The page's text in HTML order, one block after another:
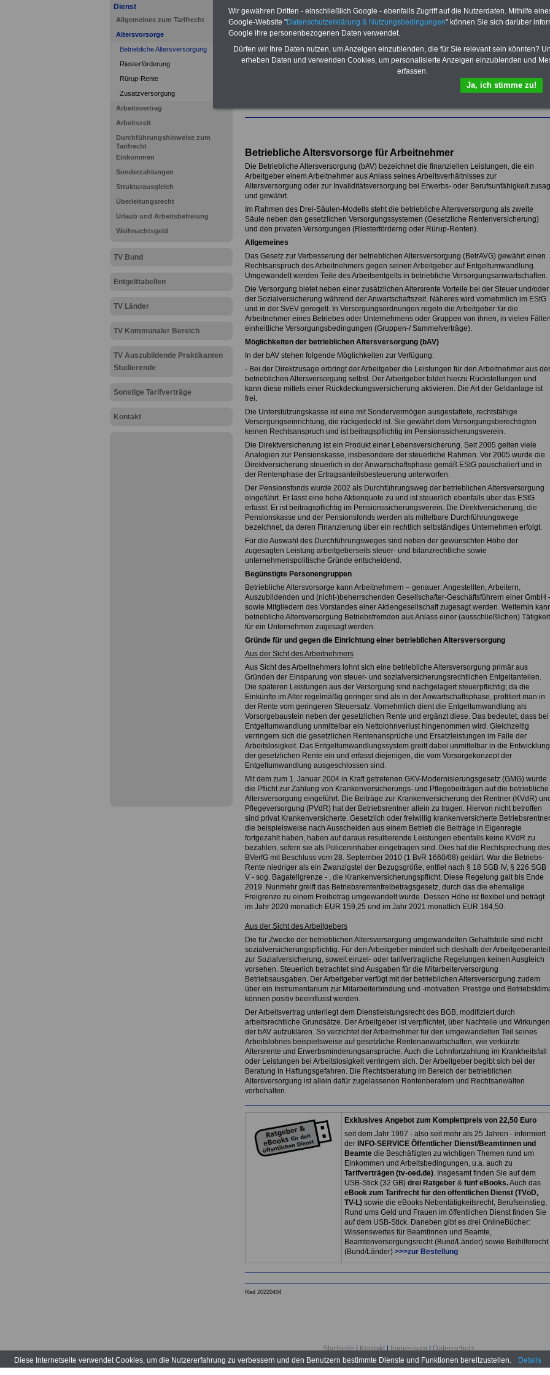
Dienst
Allgemeines zum Tarifrecht
Altersvorsorge
Betriebliche Altersversorgung
Riesterförderung
Rürup-Rente
Zusatzversorgung
Arbeitsvertrag
Arbeitszeit
Durchführungshinweise zum
Tarifrecht
Einkommen
Sonderzahlungen
Strukturausgleich
Überleitungsrecht
Urlaub und Arbeitsbefreiung
Weihnachtsgeld
TV Bund
Entgelttabellen
TV Länder
TV Kommunaler Bereich
TV Auszubildende Praktikanten
Studierende
Sonstige Tarifverträge
Kontakt
Im PortalPDF-SERVICEfindn Sie
daseBook Tarifrecht öffentlicher
herunterladen, lesen und
ausdrucken.Mehr Infos
Mehr Informationwn zur betriebichen Altersvorsorge finden Sie unter I
Betriebliche Altersvorsorge für Arbeitnehmer
Die Betriebliche Altersversorgung (bAV) bezeichnet die finanziellen Leistungen, die ein
Arbeitgeber einem Arbeitnehmer aus Anlass seines Arbeitsverhältnisses zur
Altersversorgung oder zur Invaliditätsversorgung bei Erwerbs- oder Berufsunfähigkeit
und gewährt.
Im Rahmen des Drei-Säulen-Modells steht die betriebliche Altersversorgung als zweite
Säule neben den gesetzlichen Versorgungssystemen (Gesetzliche Rentenversicherung)
und den privaten Versorgungen (Riesterförderng oder Rürup-Renten).
Allgemeines
Das Gesetz zur Verbesserung der betrieblichen Altersversorgung (BetrAVG) gewährt einen
Rechtsanspruch des Arbeitnehmers gegen seinen Arbeitgeber auf Entgeltumwandlung.
Umgewandelt werden Teile des Arbeitsentgelts in betriebliche Versorgungsanwartschaften.
Die Versorgung bietet neben einer zusätzlichen Altersrente Vorteile bei der Steuer und/oder
der Sozialversicherung während der Anwartschaftszeit. Näheres wird vornehmlich im EStG
und in der SvEV geregelt. In Versorgungsordnungen regeln die Arbeitgeber für die
Arbeitnehmer eines Betriebes oder Unternehmens oder Gruppen von ihnen, in vielen
einheitliche Versorgungsbedingungen (Gruppen-/ Sammelverträge).
Möglichkeiten der betrieblichen Altersversorgung (bAV)
In der bAV stehen folgende Möglichkeiten zur Verfügung:
- Bei der Direktzusage erbringt der Arbeitgeber die Leistungen für den Arbeitnehmer aus der
betrieblichen Altersversorgung selbst. Der Arbeitgeber bildet hierzu Rückstellungen und
kann diese mittels einer Rückdeckungsversicherung aktivieren. Die Art der Geldanlage ist
frei.
Die Unterstützungskasse ist eine mit Sondervermögen ausgestattete, rechtsfähige
Versorgungseinrichtung, die rückgedeckt ist. Sie gewährt dem Versorgungsberechtigten
keinen Rechtsanspruch und ist beitragspflichtig im Pensionssicherungsverein.
Die Direktversicherung ist ein Produkt einer Lebensversicherung. Seit 2005 gelten viele
Analogien zur Pensionskasse, insbesondere der steuerliche Rahmen. Vor 2005 wurde die
Direktversicherung steuerlich in der Anwartschaftsphase gemäß EStG pauschaliert und in
der Rentenphase der Ertragsanteilsbesteuerung unterworfen.
Der Pensionsfonds wurde 2002 als Durchführungsweg der betrieblichen Altersversorgung
eingeführt. Er lässt eine hohe Aktienquote zu und ist steuerlich ebenfalls über das EStG
erfasst. Er ist beitragspflichtig im Pensionssicherungsverein. Die Direktversicherung, die
Pensionskasse und der Pensionsfonds werden als mittelbare Durchführungswege
bezeichnet, da deren Finanzierung über ein rechtlich selbständiges Unternehmen erfolgt.
Für die Auswahl des Durchführungsweges sind neben der gewünschten Höhe der
zugesagten Leistung arbeitgeberseits steuer- und bilanzrechtliche sowie
unternehmenspolitische Gründe entscheidend.
Begünstigte Personengruppen
Betriebliche Altersvorsorge kann Arbeitnehmern – genauer: Angestellten, Arbeitern,
Auszubildenden und (nicht-)beherrschenden Gesellschafter-Geschäftsführern einer GmbH
sowie Mitgliedern des Vorstandes einer Aktiengesellschaft zugesagt werden. Weiterhin
betriebliche Altersversorgung Betriebsfremden aus Anlass einer (ausschließlichen) Tätigkeit
für ein Unternehmen zugesagt werden.
Gründe für und gegen die Einrichtung einer betrieblichen Altersversorgung
Aus der Sicht des Arbeitnehmers
Aus Sicht des Arbeitnehmers lohnt sich eine betriebliche Altersversorgung primär aus
Gründen der Einsparung von steuer- und sozialversicherungsrechtlichen Entgeltanteilen.
Die späteren Leistungen aus der Versorgung sind nachgelagert steuerpflichtig; da die
Einkünfte im Alter regelmäßig geringer sind als in der Anwartschaftsphase, profitiert man in
der Rente vom geringeren Steuersatz. Vornehmlich dient die Entgeltumwandlung als
Vorsorgebaustein neben der gesetzlichen Rente und ergänzt diese. Das bedeutet, dass bei
Entgeltumwandlung unmittelbar ein Nettolohnverlust hingenommen wird. Gleichzeitig
verringern sich die gesetzlichen Rentenansprüche und Ersatzleistungen im Falle der
Arbeitslosigkeit. Das Entgeltumwandlungssystem greift dabei unmittelbar in die Entwicklung
der gesetzlichen Rente ein und erfasst diejenigen, die vom Vorsorgekonzept der
Entgeltumwandlung ausgeschlossen sind.
Mit dem zum 1. Januar 2004 in Kraft getretenen GKV-Modernisierungsgesetz (GMG) wurde
die Pflicht zur Zahlung von Krankenversicherungs- und Pflegebeiträgen auf die betriebliche
Altersversorgung eingeführt. Die Beiträge zur Krankenversicherung der Rentner (KVdR)
Pflegeversorgung (PVdR) hat der Betriebsrentner allein zu tragen. Hiervon nicht betroffen
sind privat Krankenversicherte. Gesetzlich oder freiwillig krankenversicherte
die beispielsweise nach Ausscheiden aus einem Betrieb die Beiträge in Eigenregie
fortgezahlt haben, haben auf daraus resultierende Leistungen ebenfalls keine KVdR zu
bezahlen, sofern sie als Policeninhaber eingetragen sind. Dies hat die Rechtsprechung des
BVerfG mit Beschluss vom 28. September 2010 (1 BvR 1660/08) geklärt. War die Betriebs-
Rente niedriger als ein Zwanzigstel der Bezugsgröße, entfiel nach § 18 SGB IV, § 226 SGB
V - sog. Bagatellgrenze - , die Krankenversicherungspflicht. Diese Regelung galt bis Ende
2019. Nunmehr greift das Betriebsrentenfreibetragsgesetz, durch das die ehemalige
Freigrenze zu einem Freibetrag umgewandelt wurde. Dessen Höhe ist flexibel und beträgt
im Jahr 2020 monatlich EUR 159,25 und im Jahr 2021 monatlich EUR 164,50.
Aus der Sicht des Arbeitgebers
Die für Zwecke der betrieblichen Altersversorgung umgewandelten Gehaltsteile sind nicht
sozialversicherungspflichtig. Für den Arbeitgeber mindert sich deshalb der Arbeitgeberanteil
zur Sozialversicherung, soweit einzel- oder tarifvertragliche Regelungen keinen Ausgleich
vorsehen. Steuerlich betrachtet sind Ausgaben für die Mitarbeiterversorgung
Betriebsausgaben. Der Arbeitgeber verfügt mit der betrieblichen Altersversorgung zudem
über ein Instrumentarium zur Mitarbeiterbindung und -motivation. Prestige und
können positiv beeinflusst werden.
Der Arbeitsvertrag unterliegt dem Dienstleistungsrecht des BGB, modifiziert durch
arbeitsrechtliche Grundsätze. Der Arbeitgeber ist verpflichtet, über Nachteile und Wirkungen
der bAV aufzuklären. So verzichtet der Arbeitnehmer für den umgewandelten Teil seines
Arbeitslohnes beispielsweise auf gesetzliche Rentenanwartschaften, wie verkürzte
Altersrente und Erwerbsminderungsansprüche. Auch die Lohnfortzahlung im Krankheitsfall
oder Leistungen bei Arbeitslosigkeit verringern sich. Der Arbeitgeber begibt sich bei der
Beratung in Haftungsgefahren. Die Rechtsberatung im Bereich der betrieblichen
Altersversorgung ist allein dafür zugelassenen Rentenberatern und Rechtsanwälten
vorbehalten.
Exklusives Angebot zum Komplettpreis von 22,50 Euro
seit dem Jahr 1997 - also seit mehr als 25 Jahren - informiert
der INFO-SERVICE Öffentlicher Dienst/Beamtinnen und
Beamtedie Beschäftigten zu wichtigen Themen rund um
Einkommen und Arbeitsbedingungen, u.a. auch zu
Tarifverträgen (tv-oed.de). Insgesamt finden Sie auf dem
USB-Stick (32 GB) drei Ratgeber& fünf eBooks.Auch das
eBook zum Tarifrecht für den öffentlichen Dienst (TVöD,
TV-L)sowie die eBooks Nebentätigkeitsrecht, Berufseinstieg,
Rund ums Geld und Frauen im öffentlichen Dienst finden Sie
auf dem USB-Stick. Daneben gibt es drei OnlineBücher:
Wissenswertes für Beamtinnen und Beamte,
Beamtenversorgungsrecht (Bund/Länder) sowie Beihilferecht
(Bund/Länder) >>>zur Bestellung
Red 20220404
Startseite | Kontakt | Impressum | Datenschutz
www.tv-oed.de © 2026
Wir gewähren Dritten - einschließlich Google - ebenfalls Zugriff auf die Nutzerdaten. Mithilfe
Google-Website "Datenschutzerklärung & Nutzungsbedingungen" können Sie sich darüber
Google ihre personenbezogenen Daten verwendet.
Dürfen wir Ihre Daten nutzen, um Anzeigen einzublenden, die für Sie relevant sein könnten?
erheben Daten und verwenden Cookies, um personalisierte Anzeigen einzublenden und
erfassen.
Ja, ich stimme zu!
Diese Internetseite verwendet Cookies, um die Nutzererfahrung zu verbessern und den Benutzern bestimmte Dienste und Funktionen bereitzustellen. Details